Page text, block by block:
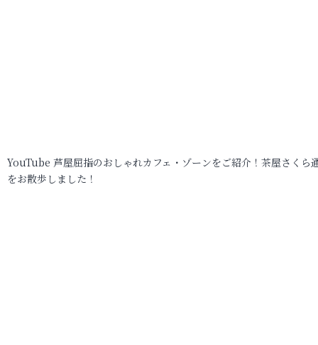
YouTube 芦屋屈指のおしゃれカフェ・ゾーンをご紹介！茶屋さくら
をお散歩しました！